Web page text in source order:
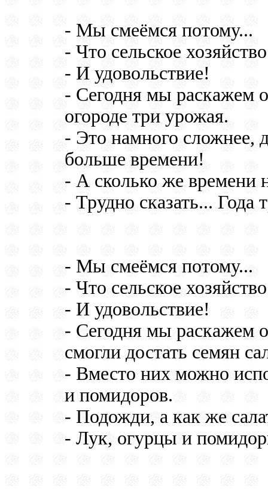
- Мы смеёмся потому...
- Что сельское
- И удовольствие!
- Сегодня мы раскажем
огороде три урожая.
- Это намного сложнее,
больше времени!
- А сколько же времени
- Трудно сказать... Года
- Мы смеёмся потому...
- Что сельское
- И удовольствие!
- Сегодня мы раскажем
смогли достать семян
- Вместо них можно
и помидоров.
- Подожди, а как же
- Лук, огурцы и